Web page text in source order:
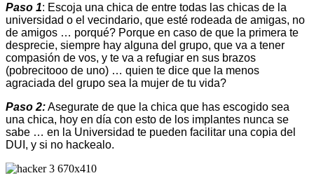
Paso 1: Escoja una chica de entre todas las chicas de la
universidad o el vecindario, que esté rodeada de amigas, no
de amigos … porqué? Porque en caso de que la primera te
desprecie, siempre hay alguna del grupo, que va a tener
compasión de vos, y te va a refugiar en sus brazos
(pobrecitooo de uno) … quien te dice que la menos
agraciada del grupo sea la mujer de tu vida?
Paso 2:Asegurate de que la chica que has escogido sea
una chica, hoy en día con esto de los implantes nunca se
sabe … en la Universidad te pueden facilitar una copia del
DUI, y si no hackealo.